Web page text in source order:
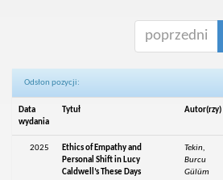
poprzedni
Odsłon pozycji:
Data
wydania
Tytuł Autor(rzy)
2025
Ethics of Empathy and
Personal Shift in Lucy
Caldwell’s These Days
Tekin,
Burcu
Gülüm